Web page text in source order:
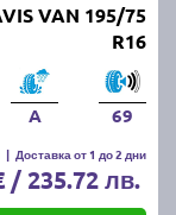
VAN 195/75
R16
A 69
| Доставка от 1 до 2 дни
/ 235.72 лв.